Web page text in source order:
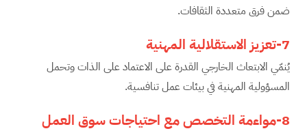
ضمن فرق متعددة الثقافات.
7-تعزيز الاستقلالية المهنية
يُنمّي الابتعاث الخارجي القدرة على الاعتماد على الذات وتحمل
المسؤولية المهنية في بيئات عمل تنافسية.
8-مواءمة التخصص مع احتياجات سوق العمل